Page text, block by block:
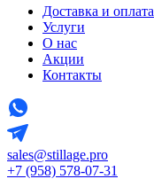
Доставка и оплата
Услуги
О нас
Акции
Контакты
sales@stillage.pro
+7 (958) 578-07-31